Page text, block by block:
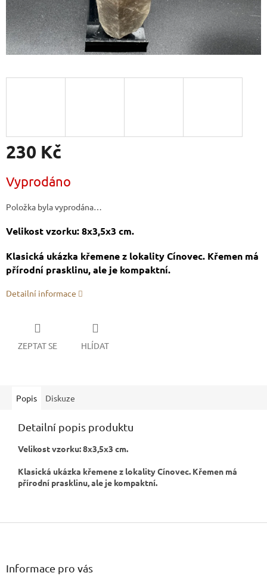
230 Kč
cena:
Vyprodáno
Položka byla vyprodána…
Velikost vzorku: 8x3,5x3 cm.
Klasická ukázka křemene z lokality Cínovec. Křemen má
přírodní prasklinu, ale je kompaktní.
Detailní informace
ZEPTAT SE HLÍDAT
Popis Diskuze
Detailní popis produktu
Velikost vzorku: 8x3,5x3 cm.
Klasická ukázka křemene z lokality Cínovec. Křemen má
přírodní prasklinu, ale je kompaktní.
Z
Informace pro vás